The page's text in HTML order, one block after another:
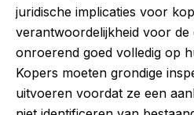
juridische implicaties voor
verantwoordelijkheid voor de
onroerend goed volledig op
Kopers moeten grondige
uitvoeren voordat ze een